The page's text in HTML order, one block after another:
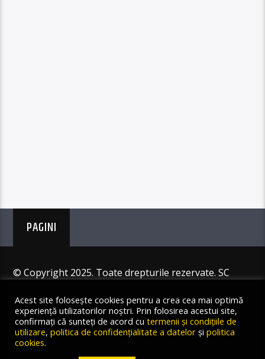
PAGINI
© Copyright 2025. Toate drepturile rezervate. SC
Acest site folosește cookies pentru a crea cea mai optimă
experiență utilizatorilor noștri. Prin folosirea acestui site,
confirmați că sunteți de acord cu termenii și condițiile de
utilizare, politica de confidențialitate a datelor și politica
cookies.